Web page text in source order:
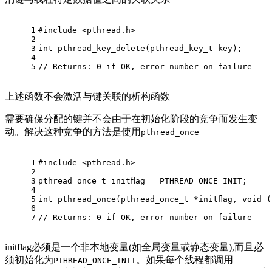
1
2
3
4
5
#include <pthread.h>
int
pthread_key_delete ( pthread_key_t key) ;
// Returns: 0 if OK, error number on failure
上述函数不会激活与键关联的析构函数
需要确保分配的键并不会由于在初始化阶段的竞争而发生变
动。解决这种竞争的方法是使用 pthread_once
1
2
3
4
5
6
7
#include <pthread.h>
pthread_once_t initﬂag = PTHREAD_ONCE_INIT;
int pthread_once(pthread_once_t *initﬂag,
// Returns: 0 if OK, error number on failure
initflag必须是一个非本地变量(如全局变量或静态变量),而且必
须初始化为PTHREAD_ONCE_INIT。如果每个线程都调用